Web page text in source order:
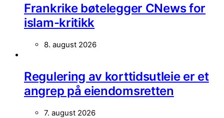
Frankrike bøtelegger CNews for
islam-kritikk
8. august 2026
Regulering av korttidsutleie er et
angrep på eiendomsretten
7. august 2026